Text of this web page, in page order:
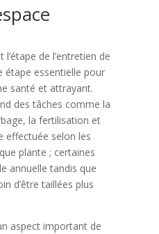
de l’entretien de
étape essentielle pour
santé et attrayant.
des tâches comme la
la fertilisation et
effectuée selon les
plante ; certaines
annuelle tandis que
d’être taillées plus
aspect important de